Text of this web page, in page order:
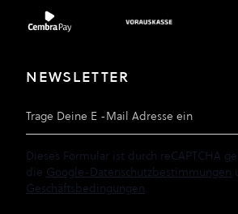
NEWSLETTER
Dieses Formular ist durch reCAPTCHA
die Google-Datenschutzbestimmungen
Geschäftsbedingungen.